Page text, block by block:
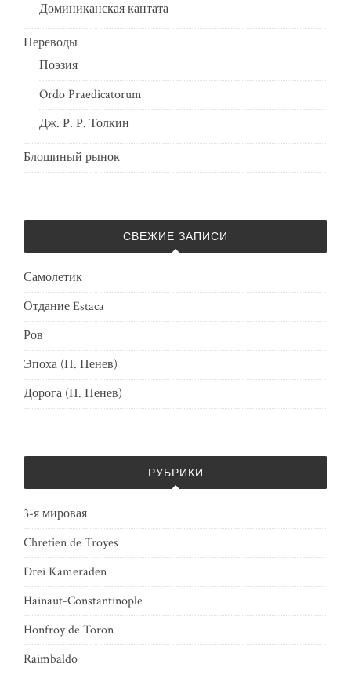
Доминиканская кантата
Переводы
Поэзия
Ordo Praedicatorum
Дж. Р. Р. Толкин
Блошиный рынок
СВЕЖИЕ ЗАПИСИ
Самолетик
Отдание Estaca
Ров
Эпоха (П. Пенев)
Дорога (П. Пенев)
РУБРИКИ
3-я мировая
Chretien de Troyes
Drei Kameraden
Hainaut-Constantinople
Honfroy de Toron
Raimbaldo